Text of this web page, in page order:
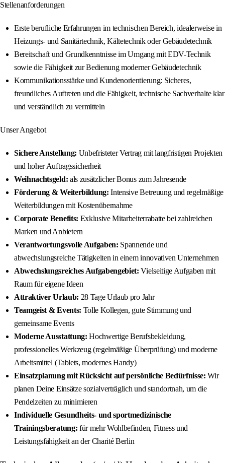
Stellenanforderungen
Erste berufliche Erfahrungen im technischen Bereich, idealerweise in
Heizungs- und Sanitärtechnik, Kältetechnik oder Gebäudetechnik
Bereitschaft und Grundkenntnisse im Umgang mit EDV-Technik
sowie die Fähigkeit zur Bedienung moderner Gebäudetechnik
Kommunikationsstärke und Kundenorientierung: Sicheres,
freundliches Auftreten und die Fähigkeit, technische Sachverhalte klar
und verständlich zu vermitteln
Unser Angebot
Sichere Anstellung: Unbefristeter Vertrag mit langfristigen Projekten
und hoher Auftragssicherheit
Weihnachtsgeld: als zusätzlicher Bonus zum Jahresende
Förderung & Weiterbildung: Intensive Betreuung und regelmäßige
Weiterbildungen mit Kostenübernahme
Corporate Benefits: Exklusive Mitarbeiterrabatte bei zahlreichen
Marken und Anbietern
Verantwortungsvolle Aufgaben: Spannende und
abwechslungsreiche Tätigkeiten in einem innovativen Unternehmen
Abwechslungsreiches Aufgabengebiet: Vielseitige Aufgaben mit
Raum für eigene Ideen
Attraktiver Urlaub: 28 Tage Urlaub pro Jahr
Teamgeist & Events: Tolle Kollegen, gute Stimmung und
gemeinsame Events
Moderne Ausstattung: Hochwertige Berufsbekleidung,
professionelles Werkzeug (regelmäßige Überprüfung) und moderne
Arbeitsmittel (Tablets, modernes Handy)
Einsatzplanung mit Rücksicht auf persönliche Bedürfnisse: Wir
planen Deine Einsätze sozialverträglich und standortnah, um die
Pendelzeiten zu minimieren
Individuelle Gesundheits- und sportmedizinische
Trainingsberatung: für mehr Wohlbefinden, Fitness und
Leistungsfähigkeit an der Charité Berlin